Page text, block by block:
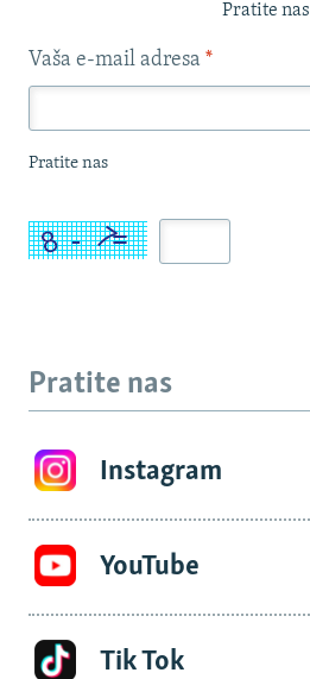
Pratite nas
Vaša e-mail adresa *
Pratite nas
Pratite nas
Instagram
YouTube
Tik Tok